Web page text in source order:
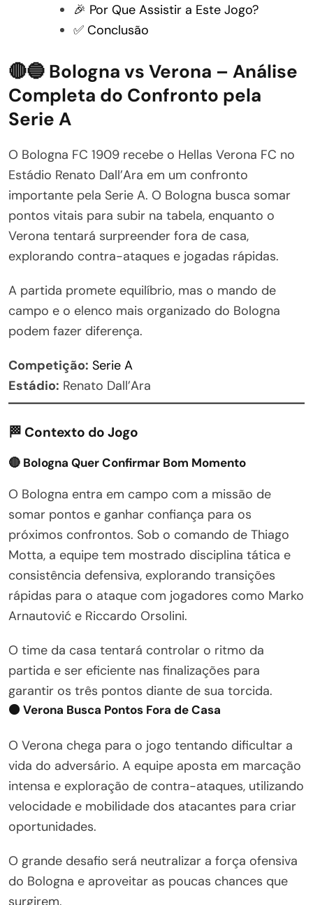
🎉 Por Que Assistir a Este Jogo?
✅ Conclusão
🔴🔵 Bologna vs Verona – Análise
Completa do Confronto pela
Serie A
O Bologna FC 1909 recebe o Hellas Verona FC no
Estádio Renato Dall’Ara em um confronto
importante pela Serie A. O Bologna busca somar
pontos vitais para subir na tabela, enquanto o
Verona tentará surpreender fora de casa,
explorando contra-ataques e jogadas rápidas.
A partida promete equilíbrio, mas o mando de
campo e o elenco mais organizado do Bologna
podem fazer diferença.
Competição: Serie A
Estádio: Renato Dall’Ara
🏁 Contexto do Jogo
🔴 Bologna Quer Confirmar Bom Momento
O Bologna entra em campo com a missão de
somar pontos e ganhar confiança para os
próximos confrontos. Sob o comando de Thiago
Motta, a equipe tem mostrado disciplina tática e
consistência defensiva, explorando transições
rápidas para o ataque com jogadores como Marko
Arnautović e Riccardo Orsolini.
O time da casa tentará controlar o ritmo da
partida e ser eficiente nas finalizações para
garantir os três pontos diante de sua torcida.
⚫ Verona Busca Pontos Fora de Casa
O Verona chega para o jogo tentando dificultar a
vida do adversário. A equipe aposta em marcação
intensa e exploração de contra-ataques, utilizando
velocidade e mobilidade dos atacantes para criar
oportunidades.
O grande desafio será neutralizar a força ofensiva
do Bologna e aproveitar as poucas chances que
surgirem.